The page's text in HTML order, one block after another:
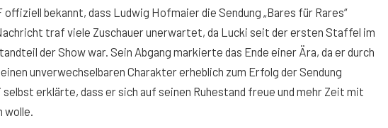
offiziell bekannt, dass Ludwig Hofmaier die Sendung „Bares für Rares“
traf viele Zuschauer unerwartet, da Lucki seit der ersten Staffel im
der Show war. Sein Abgang markierte das Ende einer Ära, da er durch
unverwechselbaren Charakter erheblich zum Erfolg der Sendung
erklärte, dass er sich auf seinen Ruhestand freue und mehr Zeit mit
wolle.